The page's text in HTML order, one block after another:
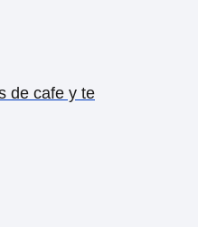
de cafe y te